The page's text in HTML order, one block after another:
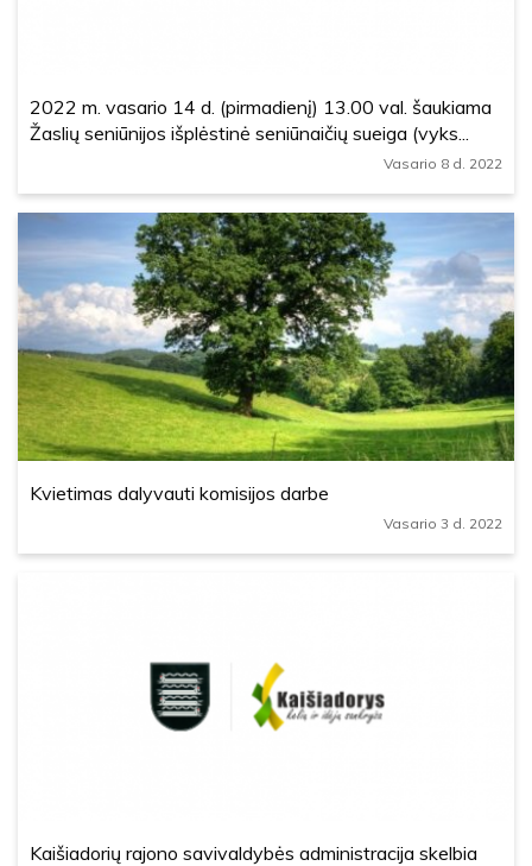
2022 m. vasario 14 d. (pirmadienį) 13.00 val. šaukiama
Žaslių seniūnijos išplėstinė seniūnaičių sueiga (vyks...
Vasario 8 d. 2022
Kvietimas dalyvauti komisijos darbe
Vasario 3 d. 2022
Kaišiadorių rajono savivaldybės administracija skelbia